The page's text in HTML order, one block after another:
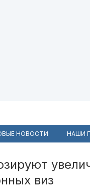
НОВОСТИ НАШИ
виз